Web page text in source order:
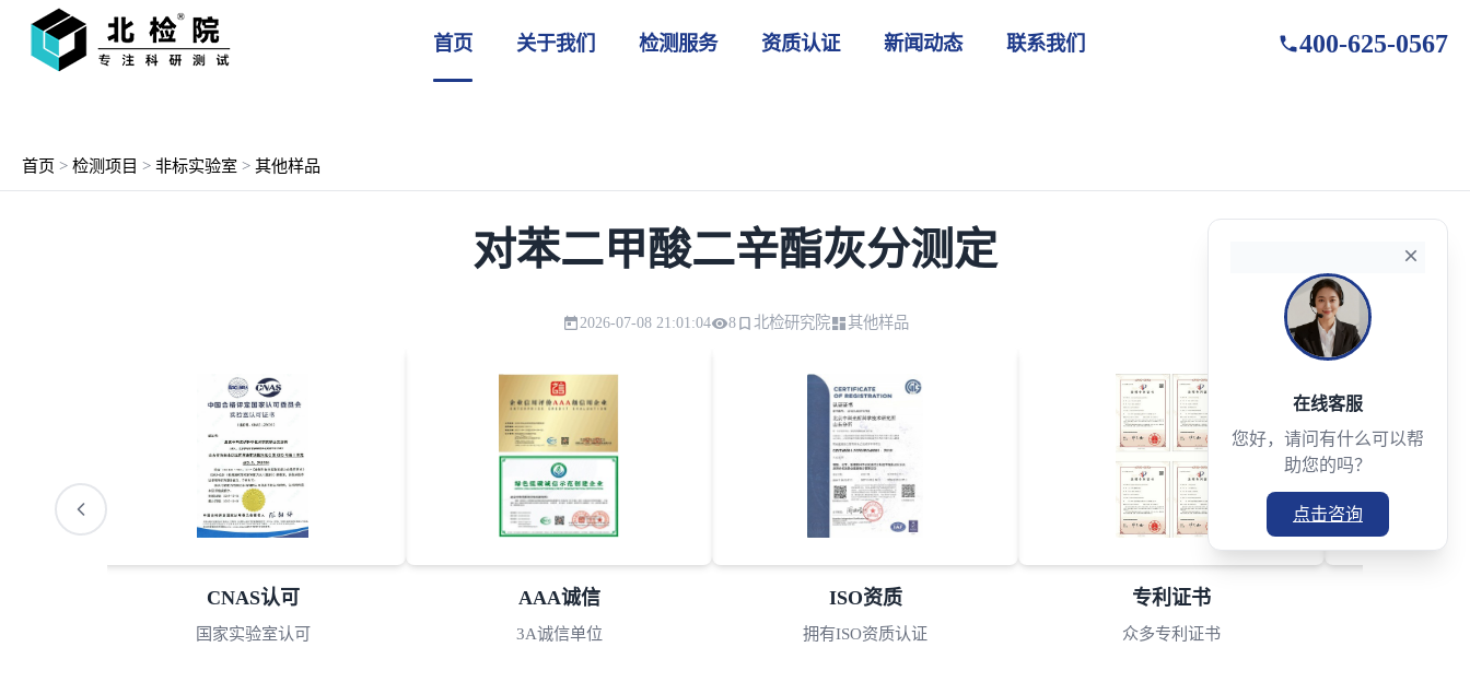
首页 关于我们 检测服务 资质认证 新闻动态 联系我们 400-625-0567
首页 > 检测项目 > 非标实验室 > 其他样品
对苯二甲酸二辛酯灰分测定
2026-07-08 21:01:04 8 北检研究院 其他样品
CMA资质认定
中国计量认证
CNAS认可
国家实验室认可
AAA诚信
3A诚信单位
ISO资质
拥有ISO资质认证
在线客服
您好，请问有什么可以帮
助您的吗？
点击咨询